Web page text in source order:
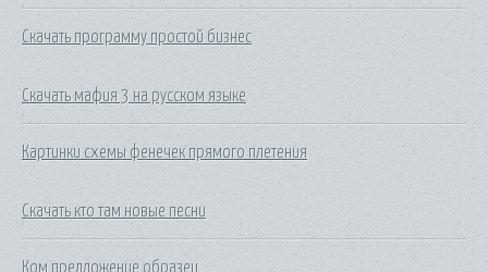
Скачать программу простой бизнес
Скачать мафия 3 на русском языке
Картинки схемы фенечек прямого плетения
Скачать кто там новые песни
Ком предложение образец